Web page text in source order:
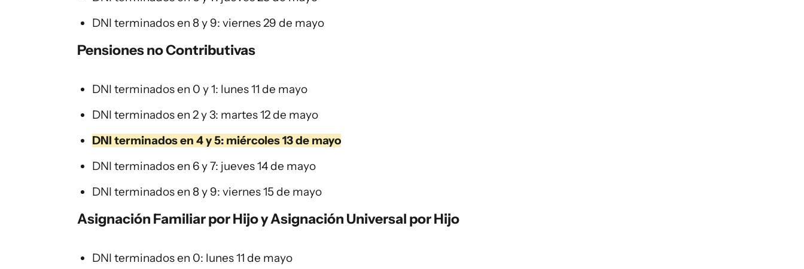
DNI terminados en 8 y 9: viernes 29 de mayo
Pensiones no Contributivas
DNI terminados en 0 y 1: lunes 11 de mayo
DNI terminados en 2 y 3: martes 12 de mayo
DNI terminados en 4 y 5: miércoles 13 de mayo
DNI terminados en 6 y 7: jueves 14 de mayo
DNI terminados en 8 y 9: viernes 15 de mayo
Asignación Familiar por Hijo y Asignación Universal por Hijo
DNI terminados en 0: lunes 11 de mayo